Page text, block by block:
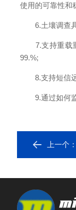
使用的可靠性和
6.土壤调查具
7.支持重载重
99.%;
8.支持短信远
9.通过如何监
上一个：